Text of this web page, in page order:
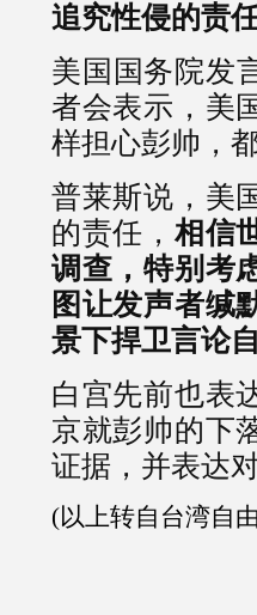
追究性侵的责任
美国国务院发
者会表示，美
样担心彭帅，
普莱斯说，美
的责任， 相信
调查，特别考
图让发声者缄
景下捍卫言论自
白宫先前也表
京就彭帅的下
证据，并表达
(以上转自台湾自